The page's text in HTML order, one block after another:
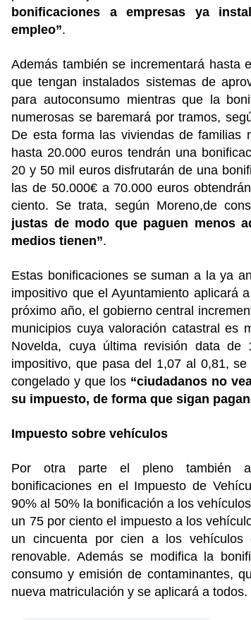
bonificaciones a empresas ya
empleo”.
Además también se incrementará hasta
que tengan instalados sistemas de
para autoconsumo mientras que la
numerosas se baremará por tramos,
De esta forma las viviendas de familias
hasta 20.000 euros tendrán una
20 y 50 mil euros disfrutarán de una
las de 50.000€ a 70.000 euros
ciento. Se trata, según Moreno,de
justas de modo que paguen menos
medios tienen”.
Estas bonificaciones se suman a la ya
impositivo que el Ayuntamiento aplicará
próximo año, el gobierno central
municipios cuya valoración catastral es
Novelda, cuya última revisión data
impositivo, que pasa del 1,07 al 0,81,
congelado y que los “ciudadanos no
su impuesto, de forma que sigan
Impuesto sobre vehículos
Por otra parte el pleno también
bonificaciones en el Impuesto de
90% al 50% la bonificación a los
un 75 por ciento el impuesto a los
un cincuenta por cien a los vehículos
renovable. Además se modifica la
consumo y emisión de contaminantes,
nueva matriculación y se aplicará a todos.